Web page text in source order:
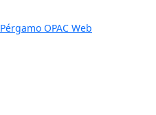
Pérgamo OPAC Web